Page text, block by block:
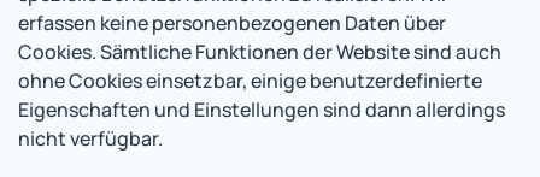
erfassen keine personenbezogenen Daten über
Cookies. Sämtliche Funktionen der Website sind auch
ohne Cookies einsetzbar, einige benutzerdefinierte
Eigenschaften und Einstellungen sind dann allerdings
nicht verfügbar.